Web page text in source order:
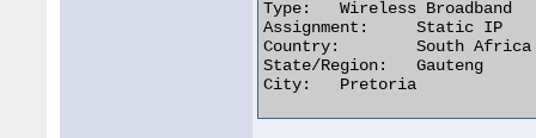
Type:	Wireless Broadband
Assignment:	Static IP
Country:	South Africa za flag
State/Region:	Gauteng
City:	Pretoria